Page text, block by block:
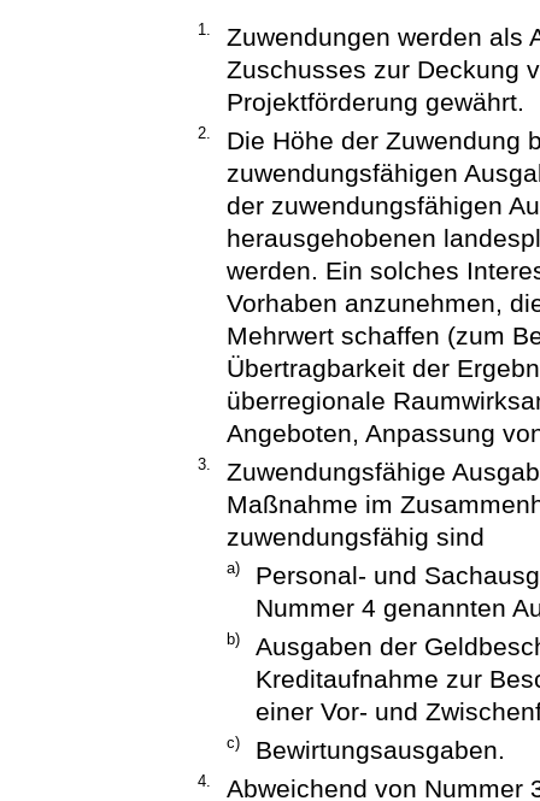
1.
Zuwendungen werden als
Zuschusses zur Deckung
Projektförderung gewährt.
2.
Die Höhe der Zuwendung
zuwendungsfähigen
der zuwendungsfähigen
herausgehobenen
werden. Ein solches
Vorhaben anzunehmen,
Mehrwert schaffen (zum
Übertragbarkeit der
überregionale
Angeboten, Anpassung
3.
Zuwendungsfähige
Maßnahme im
zuwendungsfähig sind
a)
Personal- und
Nummer 4 genannten
b)
Ausgaben der
Kreditaufnahme zur
einer Vor- und
c) Bewirtungsausgaben.
4.
Abweichend von Nummer